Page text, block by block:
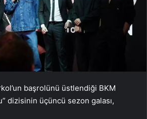
başrolünü üstlendiği BKM
dizisinin üçüncü sezon galası,